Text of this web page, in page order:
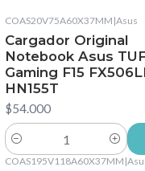
COAS20V75A60X37MM |Asus
Cargador Original
Notebook Asus
Gaming F15
HN155T
$54.000
Cantidad
COAS195V118A60X37MM |